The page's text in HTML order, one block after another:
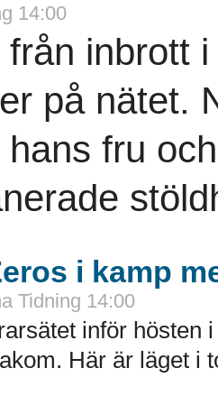
14:00
inbrott
på nätet.
fru
i kamp
Tidning 14:00
inför hösten
Här är läget i